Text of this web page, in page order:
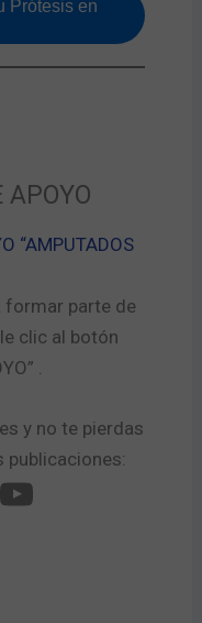
Prótesis en
APOYO
“AMPUTADOS
formar parte de
clic al botón
.​
y no te pierdas
publicaciones: